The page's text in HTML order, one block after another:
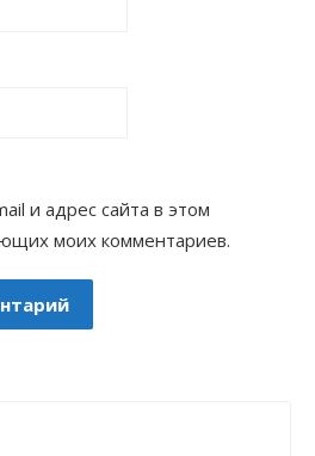
и адрес сайта в этом
моих комментариев.